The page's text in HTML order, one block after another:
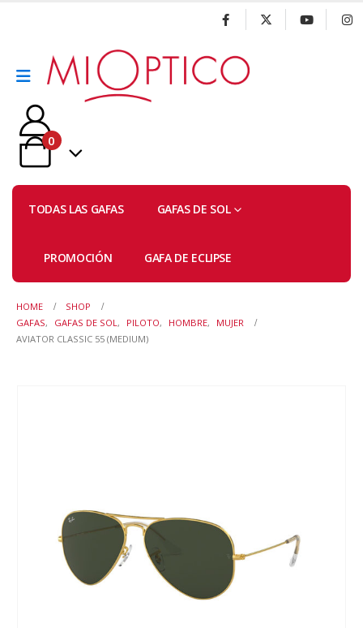
0
TODAS LAS GAFAS GAFAS DE SOL
PROMOCIÓN GAFA DE ECLIPSE
HOME
SHOP
GAFAS, GAFAS DE SOL, PILOTO, HOMBRE,
MUJER
AVIATOR CLASSIC 55 (MEDIUM)